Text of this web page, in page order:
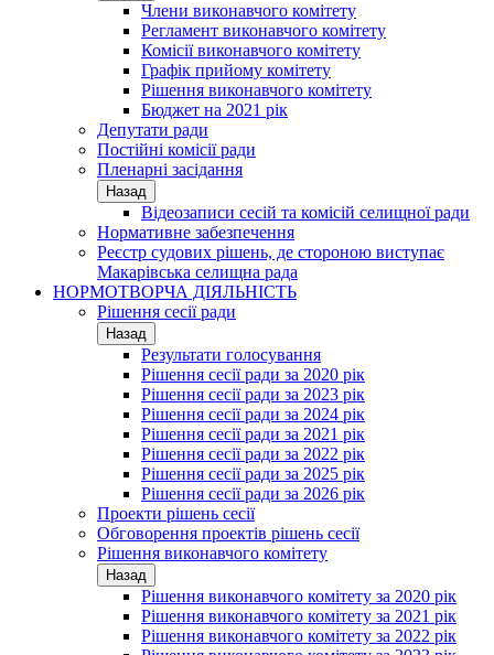
Члени виконавчого комітету
Регламент виконавчого комітету
Комісії виконавчого комітету
Графік прийому комітету
Рішення виконавчого комітету
Бюджет на 2021 рік
Депутати ради
Постійні комісії ради
Пленарні засідання
Назад
Відеозаписи сесій та комісій селищної ради
Нормативне забезпечення
Реєстр судових рішень, де стороною виступає
Макарівська селищна рада
НОРМОТВОРЧА ДІЯЛЬНІСТЬ
Рішення сесії ради
Назад
Результати голосування
Рішення сесії ради за 2020 рік
Рішення сесії ради за 2023 рік
Рішення сесії ради за 2024 рік
Рішення сесії ради за 2021 рік
Рішення сесії ради за 2022 рік
Рішення сесії ради за 2025 рік
Рішення сесії ради за 2026 рік
Проекти рішень сесії
Обговорення проектів рішень сесії
Рішення виконавчого комітету
Назад
Рішення виконавчого комітету за 2020 рік
Рішення виконавчого комітету за 2021 рік
Рішення виконавчого комітету за 2022 рік